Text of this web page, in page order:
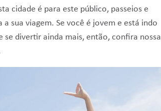
cidade é para este público, passeios e
sua viagem. Se você é jovem e está indo
divertir ainda mais, então, confira nossa